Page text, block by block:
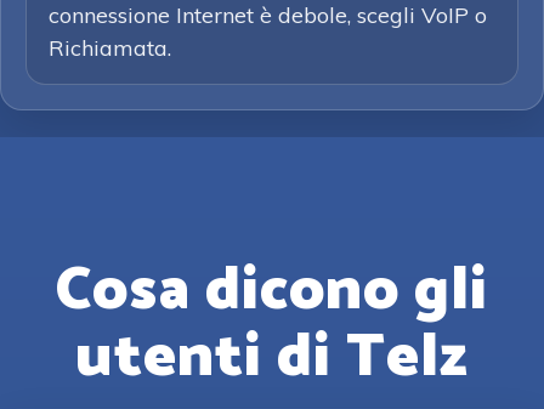
connessione Internet è debole, scegli VoIP o
Richiamata.
Cosa dicono gli
utenti di Telz